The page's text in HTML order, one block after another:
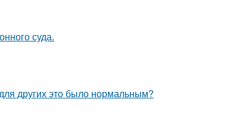
суда.
других это было нормальным?